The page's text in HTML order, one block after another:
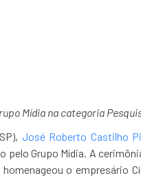
Mídia na categoria
José Roberto Castilho
pelo Grupo Mídia. A
o empresário